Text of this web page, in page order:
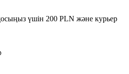
үшін 200 PLN және курьер